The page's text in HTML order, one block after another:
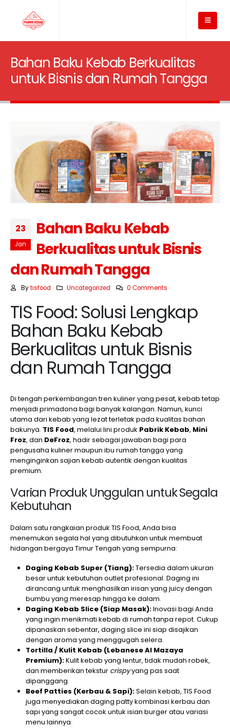
Bahan Baku Kebab Berkualitas
untuk Bisnis dan Rumah Tangga
23
Jan
Bahan Baku Kebab
Berkualitas untuk Bisnis
dan Rumah Tangga
By tisfood Uncategorized 0 Comments
TIS Food: Solusi Lengkap
Bahan Baku Kebab
Berkualitas untuk Bisnis
dan Rumah Tangga
Di tengah perkembangan tren kuliner yang pesat, kebab tetap
menjadi primadona bagi banyak kalangan. Namun, kunci
utama dari kebab yang lezat terletak pada kualitas bahan
bakunya. TIS Food, melalui lini produk Pabrik Kebab, Mini
Froz, dan DeFroz, hadir sebagai jawaban bagi para
pengusaha kuliner maupun ibu rumah tangga yang
menginginkan sajian kebab autentik dengan kualitas
premium.
Varian Produk Unggulan untuk Segala
Kebutuhan
Dalam satu rangkaian produk TIS Food, Anda bisa
menemukan segala hal yang dibutuhkan untuk membuat
hidangan bergaya Timur Tengah yang sempurna:
Daging Kebab Super (Tiang):Tersedia dalam ukuran
besar untuk kebutuhan outlet profesional. Daging ini
dirancang untuk menghasilkan irisan yang juicy dengan
bumbu yang meresap hingga ke dalam.
Daging Kebab Slice (Siap Masak):Inovasi bagi Anda
yang ingin menikmati kebab di rumah tanpa repot. Cukup
dipanaskan sebentar, daging slice ini siap disajikan
dengan aroma yang menggugah selera.
Tortilla / Kulit Kebab (Lebanese Al Mazaya
Premium):Kulit kebab yang lentur, tidak mudah robek,
dan memberikan tekstur crispyyang pas saat
dipanggang.
Beef Patties (Kerbau & Sapi):Selain kebab, TIS Food
juga menyediakan daging patty kombinasi kerbau dan
sapi yang sangat cocok untuk isian burger atau variasi
menu lainnya.